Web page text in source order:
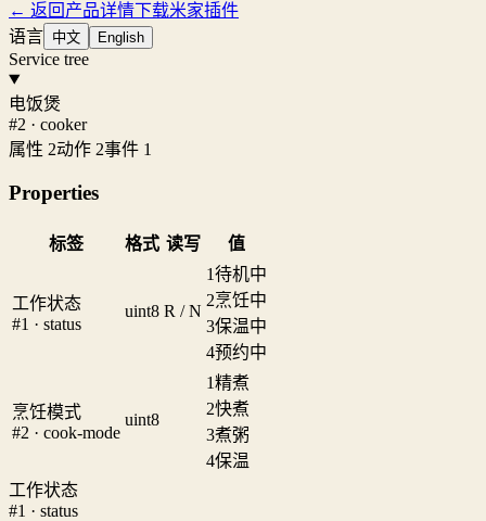
← 返回产品详情下载米家插件
语言 中文 English
Service tree
电饭煲
#2 · cooker
属性 2动作 2事件 1
Properties
标签 格式 读写 值
工作状态
#1 · status
uint8 R / N
1待机中
2烹饪中
3保温中
4预约中
烹饪模式
#2 · cook-mode
uint8
1精煮
2快煮
3煮粥
4保温
工作状态
#1 · status